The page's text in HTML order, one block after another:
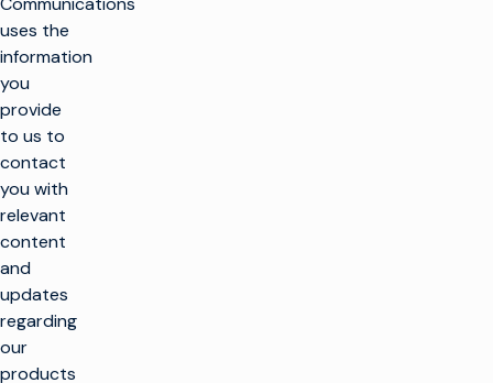
uses the
information
you
provide
to us to
contact
you with
relevant
content
and
updates
regarding
our
products
SOLUTIONS
Faire de la